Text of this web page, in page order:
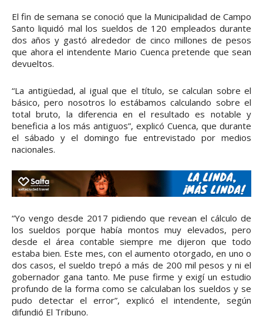
El fin de semana se conoció que la Municipalidad de Campo
Santo liquidó mal los sueldos de 120 empleados durante
dos años y gastó alrededor de cinco millones de pesos
que ahora el intendente Mario Cuenca pretende que sean
devueltos.
“La antigüedad, al igual que el título, se calculan sobre el
básico, pero nosotros lo estábamos calculando sobre el
total bruto, la diferencia en el resultado es notable y
beneficia a los más antiguos”, explicó Cuenca, que durante
el sábado y el domingo fue entrevistado por medios
nacionales.
“Yo vengo desde 2017 pidiendo que revean el cálculo de
los sueldos porque había montos muy elevados, pero
desde el área contable siempre me dijeron que todo
estaba bien. Este mes, con el aumento otorgado, en uno o
dos casos, el sueldo trepó a más de 200 mil pesos y ni el
gobernador gana tanto. Me puse firme y exigí un estudio
profundo de la forma como se calculaban los sueldos y se
pudo detectar el error”, explicó el intendente, según
difundió El Tribuno.